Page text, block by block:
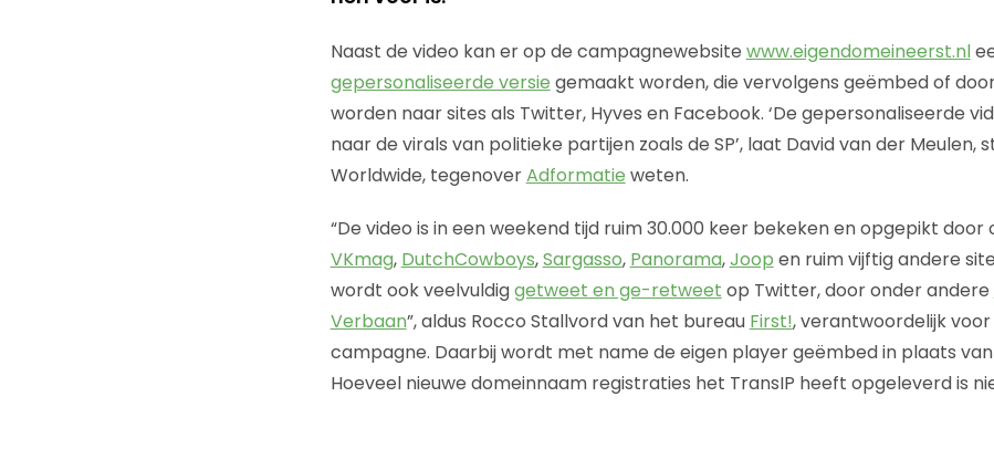
Naast de video kan er op de campagnewebsite www.eigendomeineerst.nl
gepersonaliseerde versie gemaakt worden, die vervolgens geëmbed of
worden naar sites als Twitter, Hyves en Facebook. ‘De gepersonaliseerde
naar de virals van politieke partijen zoals de SP’, laat David van der Meulen,
Worldwide, tegenoverAdformatie weten.
“De video is in een weekend tijd ruim 30.000 keer bekeken en opgepikt
VKmag, DutchCowboys,Sargasso, Panorama,Joop en ruim vijftig andere
wordt ook veelvuldiggetweet en ge-retweet op Twitter, door onder andere
Verbaan”, aldus Rocco Stallvord van het bureau First!, verantwoordelijk
campagne. Daarbij wordt met name de eigen player geëmbed in plaats van
Hoeveel nieuwe domeinnaam registraties het TransIP heeft opgeleverd is